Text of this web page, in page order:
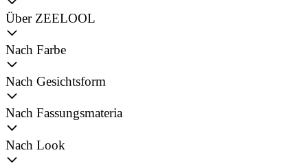
Über ZEELOOL
Nach Farbe
Nach Gesichtsform
Nach Fassungsmateria
Nach Look